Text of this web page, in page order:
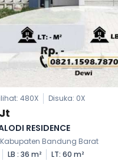
480X Disuka: 0X
RESIDENCE
Bandung Barat
LB : 36 m² LT: 60 m²